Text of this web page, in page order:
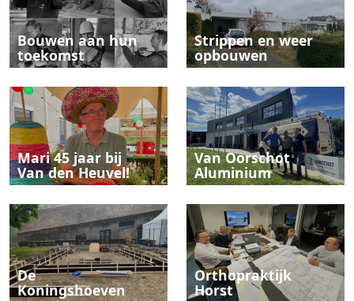
Bouwen aan hun
toekomst
Strippen en weer
opbouwen
Mari 45 jaar bij
Van den Heuvel!
Van Oorschot
Aluminium
De
Koningshoeven
Orthopraktijk
Horst